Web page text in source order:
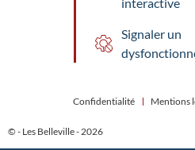
Signaler un
© - Les Belleville - 2026
Confidentialité Mentions